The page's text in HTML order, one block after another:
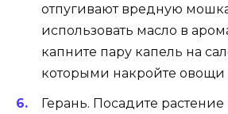
отпугивают вредную
использовать масло в
капните пару капель на
которыми накройте овощи
Герань. Посадите